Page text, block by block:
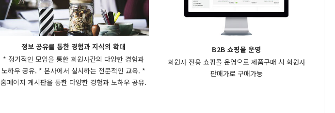
정보 공유를 통한 경험과 지식의 확대
* 정기적인 모임을 통한 회원사간의 다양한 경험과
노하우 공유. * 본사에서 실시하는 전문적인 교육. *
홈페이지 게시판을 통한 다양한 경험과 노하우 공유.
B2B 쇼핑몰 운영
회원사 전용 쇼핑몰 운영으로 제품구매 시 회원사
판매가로 구매가능